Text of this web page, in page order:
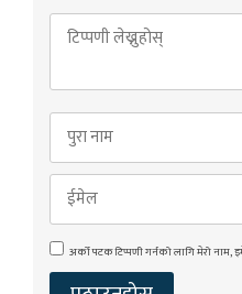
अर्को पटक टिप्पणी गर्नको लागि मेरो नाम,